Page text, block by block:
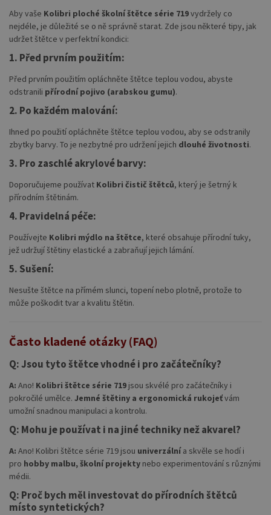
Aby vaše Kolibri ploché školní štětce série 719vydržely co
nejdéle, je důležité se o ně správně starat. Zde jsou některé tipy, jak
udržet štětce v perfektní kondici:
1. Před prvním použitím:
Před prvním použitím opláchněte štětce teplou vodou, abyste
odstranili přírodní pojivo (arabskou gumu).
2. Po každém malování:
Ihned po použití opláchněte štětce teplou vodou, aby se odstranily
zbytky barvy. To je nezbytné pro udržení jejich dlouhé životnosti.
3. Pro zaschlé akrylové barvy:
Doporučujeme používat Kolibri čistič štětců, který je šetrný k
přírodním štětinám.
4. Pravidelná péče:
Používejte Kolibri mýdlo na štětce, které obsahuje přírodní tuky,
jež udržují štětiny elastické a zabraňují jejich lámání.
5. Sušení:
Nesušte štětce na přímém slunci, topení nebo plotně, protože to
může poškodit tvar a kvalitu štětin.
Často kladené otázky (FAQ)
Q: Jsou tyto štětce vhodné i pro začátečníky?
A: Ano! Kolibri štětce série 719 jsou skvélé pro začátečníky i
pokročilé umělce. Jemné štětiny a ergonomická rukojeťvám
umožní snadnou manipulaci a kontrolu.
Q: Mohu je používat i na jiné techniky než akvarel?
A: Ano! Kolibri štětce série 719 jsou univerzálnía skvěle se hodí i
pro hobby malbu, školní projekty nebo experimentování s různými
médii.
Q: Proč bych měl investovat do přírodních štětců
místo syntetických?